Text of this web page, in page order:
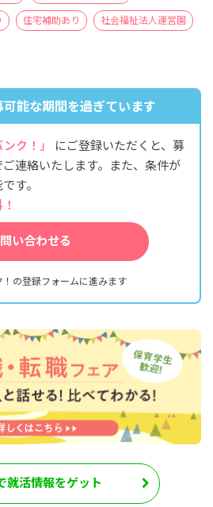
住宅補助あり 社会福祉法人運営園
可能な期間を過ぎています
ク！」
にご登録いただくと、募
連絡いたします。また、条件が
す。
問い合わせる
の登録フォームに進みます
就活情報をゲット